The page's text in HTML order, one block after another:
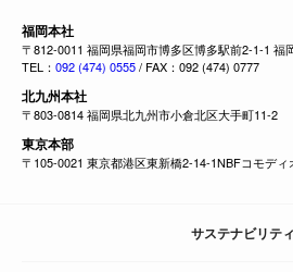
福岡本社
〒812-0011 福岡県福岡市博多区博多駅前2-1-1 福
TEL： 092 (474) 0555/ FAX：092 (474) 0777
北九州本社
〒803-0814 福岡県北九州市小倉北区大手町11-2
東京本部
〒105-0021 東京都港区東新橋2-14-1NBFコモディ
サステナビリティ